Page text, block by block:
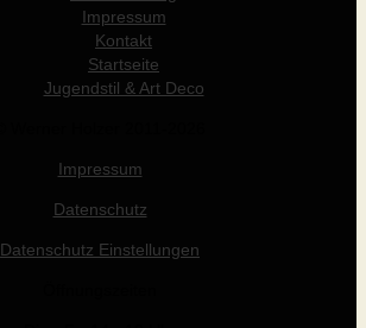
Impressum
Kontakt
Startseite
Jugendstil & Art Deco
Impressum
Datenschutz
Datenschutz Einstellungen